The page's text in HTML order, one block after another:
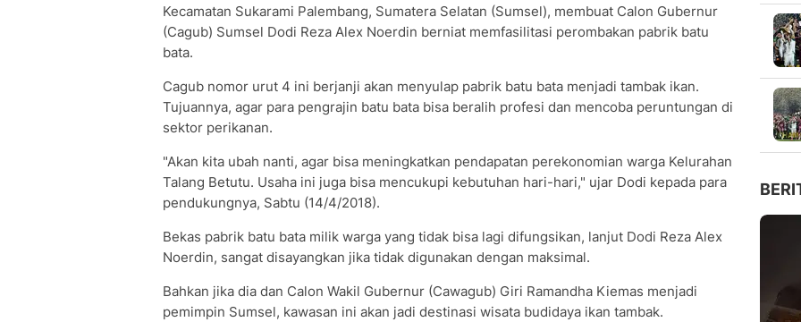
Kecamatan Sukarami Palembang, Sumatera Selatan (Sumsel), membuat Calon Gubernur
(Cagub) Sumsel Dodi Reza Alex Noerdin berniat memfasilitasi perombakan pabrik batu
bata.
Cagub nomor urut 4 ini berjanji akan menyulap pabrik batu bata menjadi tambak ikan.
Tujuannya, agar para pengrajin batu bata bisa beralih profesi dan mencoba peruntungan di
sektor perikanan.
"Akan kita ubah nanti, agar bisa meningkatkan pendapatan perekonomian warga Kelurahan
Talang Betutu. Usaha ini juga bisa mencukupi kebutuhan hari-hari," ujar Dodi kepada para
pendukungnya, Sabtu (14/4/2018).
Bekas pabrik batu bata milik warga yang tidak bisa lagi difungsikan, lanjut Dodi Reza Alex
Noerdin, sangat disayangkan jika tidak digunakan dengan maksimal.
Bahkan jika dia dan Calon Wakil Gubernur (Cawagub) Giri Ramandha Kiemas menjadi
pemimpin Sumsel, kawasan ini akan jadi destinasi wisata budidaya ikan tambak.